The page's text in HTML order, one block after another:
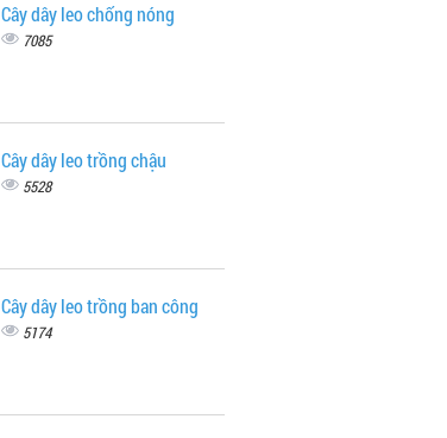
Cây dây leo chống nóng
7085
Cây dây leo trồng chậu
5528
Cây dây leo trồng ban công
5174